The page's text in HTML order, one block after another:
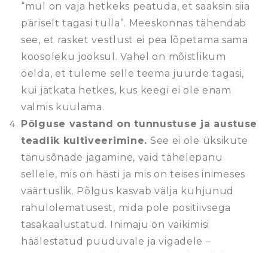
“mul on vaja hetkeks peatuda, et saaksin siia
päriselt tagasi tulla”. Meeskonnas tähendab
see, et rasket vestlust ei pea lõpetama sama
koosoleku jooksul. Vahel on mõistlikum
öelda, et tuleme selle teema juurde tagasi,
kui jätkata hetkes, kus keegi ei ole enam
valmis kuulama.
Põlguse vastand on tunnustuse ja austuse
teadlik kultiveerimine. See ei ole üksikute
tänusõnade jagamine, vaid tähelepanu
sellele, mis on hästi ja mis on teises inimeses
väärtuslik. Põlgus kasvab välja kuhjunud
rahulolematusest, mida pole positiivsega
tasakaalustatud. Inimaju on vaikimisi
häälestatud puuduvale ja vigadele –